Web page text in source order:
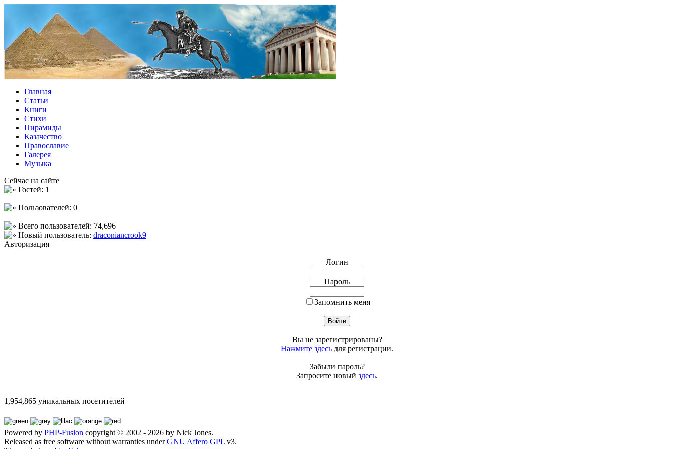
Главная
Статьи
Книги
Стихи
Пирамиды
Казачество
Православие
Галерея
Музыка
Сейчас на сайте
Гостей: 1
Пользователей: 0
Всего пользователей: 74,696
Новый пользователь: draconiancrook9
Авторизация
Логин
Пароль
Запомнить меня
Вы не зарегистрированы?
Нажмите здесь для регистрации.
Забыли пароль?
Запросите новый здесь.
1,954,865 уникальных посетителей
Powered by PHP-Fusion copyright © 2002 - 2026 by Nick Jones.
Released as free software without warranties underGNU Affero GPL v3.